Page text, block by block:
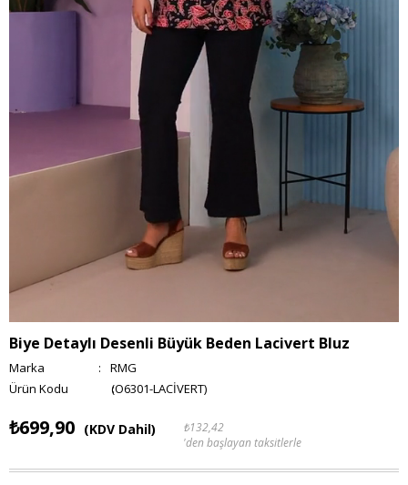
Biye Detaylı Desenli Büyük Beden Lacivert Bluz
Marka :
RMG
(O6301-LACİVERT)
₺699,90 (KDV Dahil)
₺132,42
'den başlayan taksitlerle